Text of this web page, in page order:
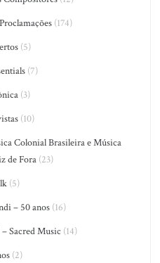
(174)
(5)
(7)
(3)
(10)
Colonial Brasileira e Música
de Fora (23)
(5)
– 50 anos(16)
Sacred Music (14)
(2)